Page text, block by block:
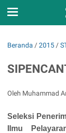
Beranda /2015 /
Oleh Muhammad
Seleksi
Ilmu